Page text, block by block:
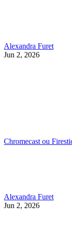
Alexandra Furet
Jun 2, 2026
Chromecast ou
Alexandra Furet
Jun 2, 2026